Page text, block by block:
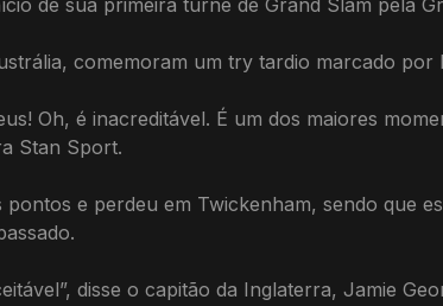
comemoram um try tardio marcado por
Oh, é inacreditável. É um dos maiores
Stan Sport.
e perdeu em Twickenham, sendo que
disse o capitão da Inglaterra, Jamie